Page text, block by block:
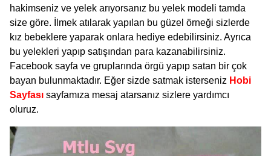
hakimseniz ve yelek arıyorsanız bu yelek modeli tamda
size göre. İlmek atılarak yapılan bu güzel örneği sizlerde
kız bebeklere yaparak onlara hediye edebilirsiniz. Ayrıca
bu yelekleri yapıp satışından para kazanabilirsiniz.
Facebook sayfa ve gruplarında örgü yapıp satan bir çok
bayan bulunmaktadır. Eğer sizde satmak isterseniz Hobi
Sayfası sayfamıza mesaj atarsanız sizlere yardımcı
oluruz.